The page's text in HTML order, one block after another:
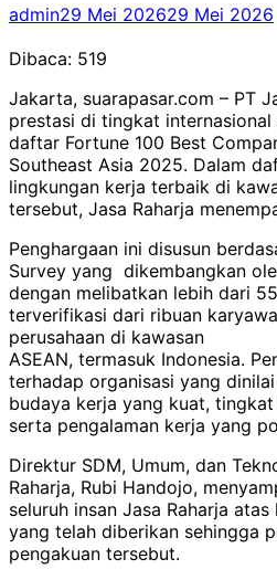
admin29 Mei 202629 Mei 2026
Dibaca: 519
Jakarta, suarapasar.com – PT
prestasi di tingkat internasional
daftar Fortune 100 Best
Southeast Asia 2025. Dalam
lingkungan kerja terbaik di
tersebut, Jasa Raharja
Penghargaan ini disusun
Survey yang dikembangkan
dengan melibatkan lebih dari
terverifikasi dari ribuan
perusahaan di kawasan
ASEAN, termasuk Indonesia.
terhadap organisasi yang
budaya kerja yang kuat,
serta pengalaman kerja yang
Direktur SDM, Umum, dan
Raharja, Rubi Handojo,
seluruh insan Jasa Raharja
yang telah diberikan sehingga
pengakuan tersebut.